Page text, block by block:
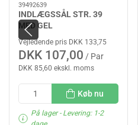
39492639
INDLÆGSSÅL STR. 39
MED GEL
Vejledende pris DKK 133,75
DKK 107,00 / Par
DKK 85,60 ekskl. moms
Køb nu
På lager- Levering: 1-2